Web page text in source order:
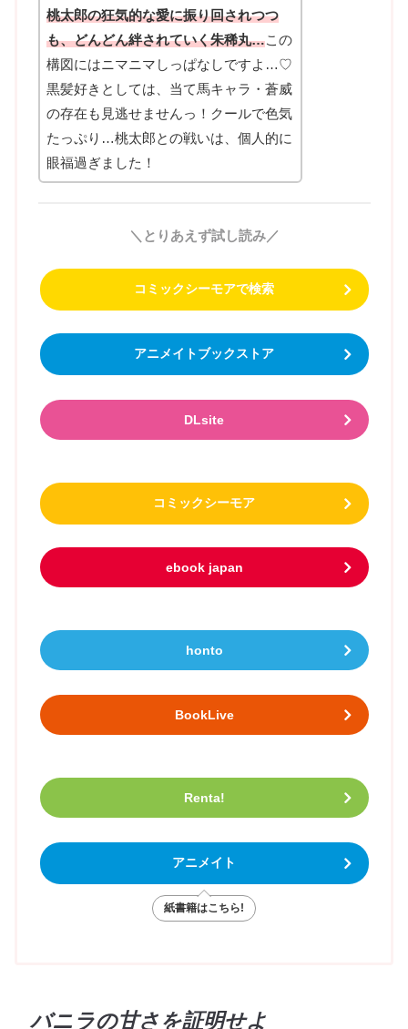
桃太郎の狂気的な愛に振り回されつつ
も、どんどん絆されていく朱稀丸…この
構図にはニマニマしっぱなしですよ…♡
黒髪好きとしては、当て馬キャラ・蒼威
の存在も見逃せませんっ！クールで色気
たっぷり…桃太郎との戦いは、個人的に
眼福過ぎました！
＼とりあえず試し読み／
コミックシーモアで検索
アニメイトブックストア
DLsite
コミックシーモア
ebook japan
honto
BookLive
Renta!
アニメイト
紙書籍はこちら!
バニラの甘さを証明せよ